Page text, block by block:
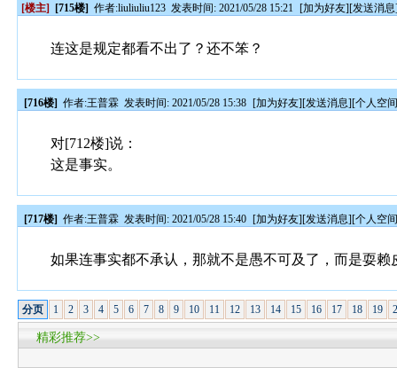
[楼主] [715楼] 作者:liuliuliu123 发表时间: 2021/05/28 15:21 [加为好友][发送消息
连这是规定都看不出了？还不笨？
[716楼] 作者:王普霖 发表时间: 2021/05/28 15:38 [加为好友][发送消息][个人空
对[712楼]说：
这是事实。
[717楼] 作者:王普霖 发表时间: 2021/05/28 15:40 [加为好友][发送消息][个人空
如果连事实都不承认，那就不是愚不可及了，而是耍赖
分页 1 2 3 4 5 6 7 8 9 10 11 12 13 14 15 16 17 18 19
精彩推荐>>